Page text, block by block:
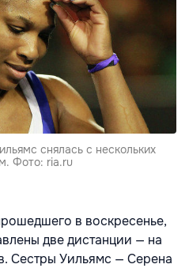
снялась с нескольких
Фото: ria.ru
в воскресенье,
две дистанции — на
Сестры Уильямс — Серена